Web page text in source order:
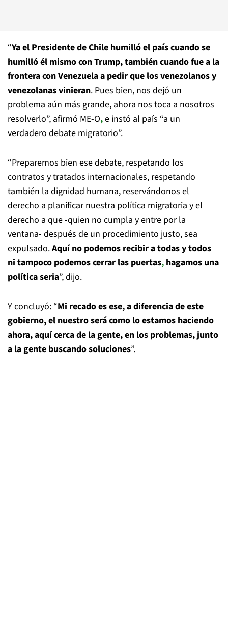
“Ya el Presidente de Chile humilló el país cuando se
humilló él mismo con Trump, también cuando fue a la
frontera con Venezuela a pedir que los venezolanos y
venezolanas vinieran. Pues bien, nos dejó un
problema aún más grande, ahora nos toca a nosotros
resolverlo”, afirmó ME-O,e instó al país “a un
verdadero debate migratorio”.
“Preparemos bien ese debate, respetando los
contratos y tratados internacionales, respetando
también la dignidad humana, reservándonos el
derecho a planificar nuestra política migratoria y el
derecho a que -quien no cumpla y entre por la
ventana- después de un procedimiento justo, sea
expulsado.Aquí no podemos recibir a todas y todos
ni tampoco podemos cerrar las puertas, hagamos una
política seria”, dijo.
Y concluyó: “Mi recado es ese, a diferencia de este
gobierno, el nuestro será como lo estamos haciendo
ahora, aquí cerca de la gente, en los problemas, junto
a la gente buscando soluciones”.